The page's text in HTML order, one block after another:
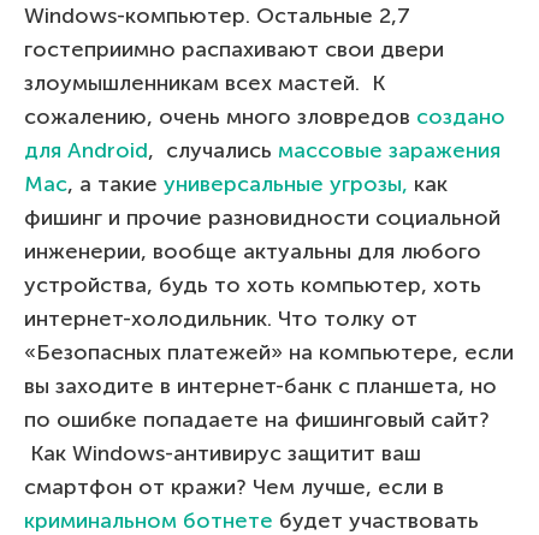
Windows-компьютер. Остальные 2,7
гостеприимно распахивают свои двери
злоумышленникам всех мастей. К
сожалению, очень много зловредов создано
для Android, случались массовые заражения
Маc, а такие универсальные угрозы, как
фишинг и прочие разновидности социальной
инженерии, вообще актуальны для любого
устройства, будь то хоть компьютер, хоть
интернет-холодильник. Что толку от
«Безопасных платежей» на компьютере, если
вы заходите в интернет-банк с планшета, но
по ошибке попадаете на фишинговый сайт?
Как Windows-антивирус защитит ваш
смартфон от кражи? Чем лучше, если в
криминальном ботнете будет участвовать